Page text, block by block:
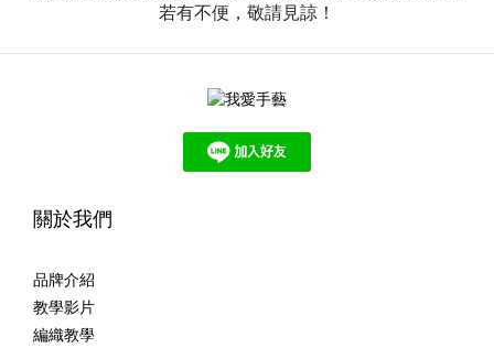
若有不便，敬請見諒！
關於我們
品牌介紹
教學影片
編織教學